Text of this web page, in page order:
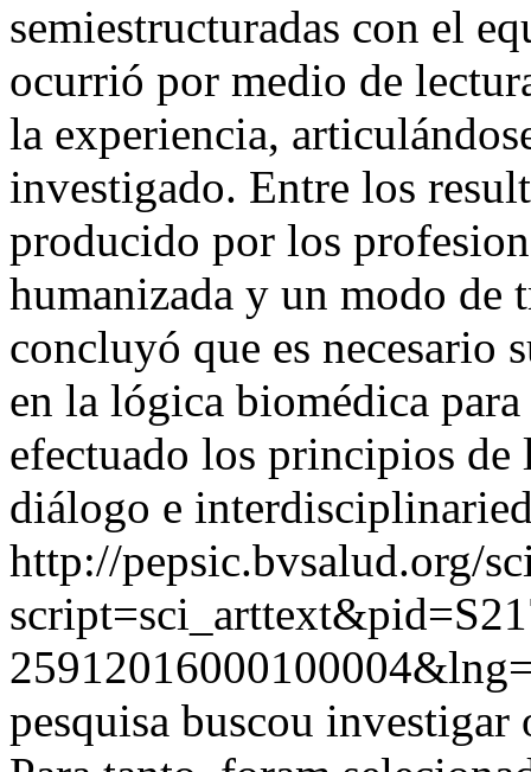
semiestructuradas con el
ocurrió por medio de
la experiencia,
investigado. Entre los
producido por los
humanizada y un modo de
concluyó que es necesario
en la lógica biomédica
efectuado los principios
diálogo e
http://pepsic.bvsalud.org/
pesquisa buscou